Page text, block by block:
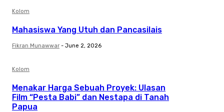
Kolom
Mahasiswa Yang Utuh dan Pancasilais
Fikran Munawwar - June 2, 2026
Kolom
Menakar Harga Sebuah Proyek: Ulasan
Film “Pesta Babi” dan Nestapa di Tanah
Papua